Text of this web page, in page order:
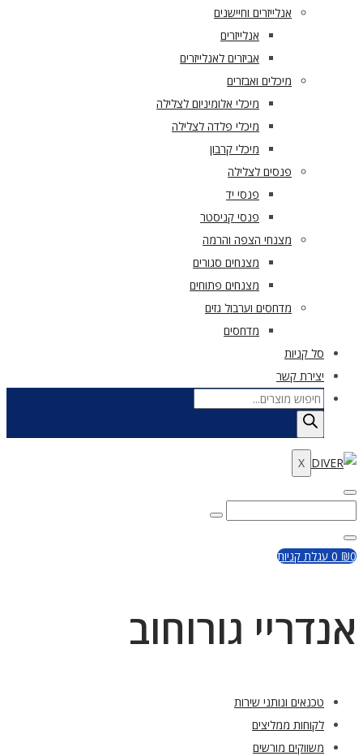
אנלייזרים וחיישנים
אנלייזרים
אביזרים לאנלייזרים
מיכלים ואבזרים
מיכלי אלומיניום לצלילה
מיכלי פלדה לצלילה
מיכלי קרבון
פנסים לצלילה
פנסי יד
פנסי קניסטר
מצנחי הצפה והרמה
מצנחים סגורים
מצנחים פתוחים
מדחסים וערבול גזים
מדחסים
סל קניות
יצירת קשר
Products
search
X
Enter
Keywordfor:
Close
₪0
0 עגלת קניות
אנדריי גורוחוב
טכנאים ונותני שירות
לקוחות ממליצים
משווקים מורשים